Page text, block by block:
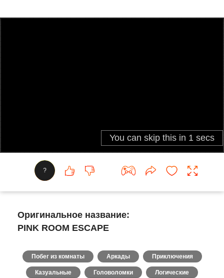
?
Оригинальное название:
PINK ROOM ESCAPE
Побег из комнаты Аркады Приключения
Казуальные Головоломки Логические